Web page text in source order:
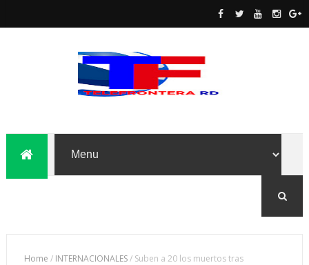
Home / INTERNACIONALES/ Suben a 20 los muertos tras